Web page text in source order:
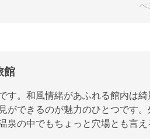
ぺ
館
す。和風情緒があふれる館内は
ができるのが魅力のひとつです
泉の中でもちょっと穴場とも言え